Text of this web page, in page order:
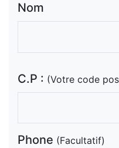
Nom
C.P : (Votre code
Phone (Facultatif)